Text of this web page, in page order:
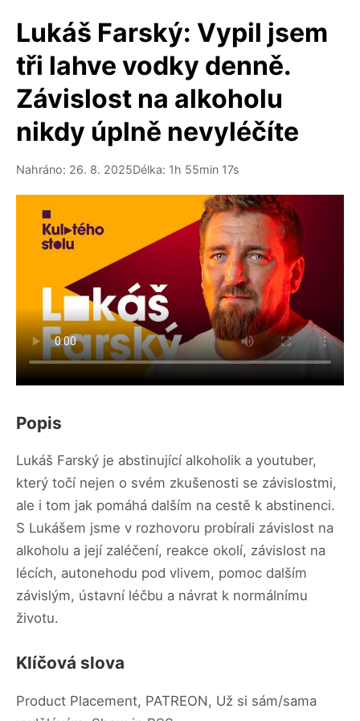
Lukáš Farský: Vypil jsem
tři lahve vodky denně.
Závislost na alkoholu
nikdy úplně nevyléčíte
Nahráno: 26. 8. 2025Délka: 1h 55min 17s
Popis
Lukáš Farský je abstinující alkoholik a youtuber,
který točí nejen o svém zkušenosti se závislostmi,
ale i tom jak pomáhá dalším na cestě k abstinenci.
S Lukášem jsme v rozhovoru probírali závislost na
alkoholu a její zaléčení, reakce okolí, závislost na
lécích, autonehodu pod vlivem, pomoc dalším
závislým, ústavní léčbu a návrat k normálnímu
životu.
Klíčová slova
Product Placement, PATREON, Už si sám/sama